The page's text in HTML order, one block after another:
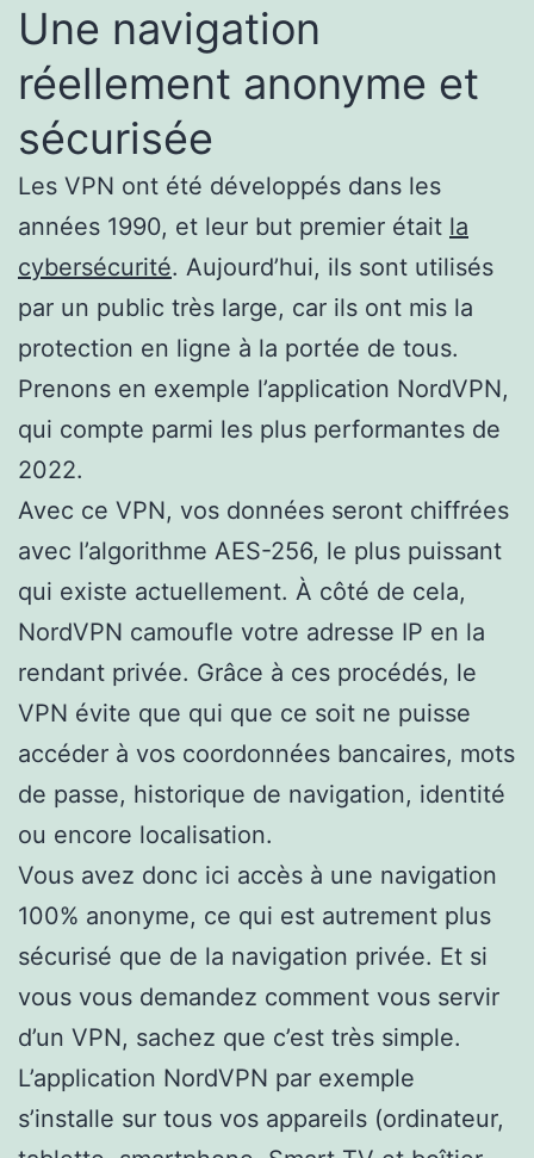
Une navigation
réellement anonyme et
sécurisée
Les VPN ont été développés dans les
années 1990, et leur but premier était la
cybersécurité. Aujourd’hui, ils sont utilisés
par un public très large, car ils ont mis la
protection en ligne à la portée de tous.
Prenons en exemple l’application NordVPN,
qui compte parmi les plus performantes de
2022.
Avec ce VPN, vos données seront chiffrées
avec l’algorithme AES-256, le plus puissant
qui existe actuellement. À côté de cela,
NordVPN camoufle votre adresse IP en la
rendant privée. Grâce à ces procédés, le
VPN évite que qui que ce soit ne puisse
accéder à vos coordonnées bancaires, mots
de passe, historique de navigation, identité
ou encore localisation.
Vous avez donc ici accès à une navigation
100% anonyme, ce qui est autrement plus
sécurisé que de la navigation privée. Et si
vous vous demandez comment vous servir
d’un VPN, sachez que c’est très simple.
L’application NordVPN par exemple
s’installe sur tous vos appareils (ordinateur,